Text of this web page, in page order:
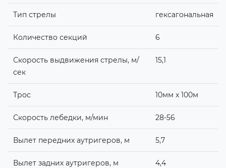
Тип стрелы гексагональная
Количество секций 6
Скорость выдвижения стрелы, м/
сек
15,1
Трос 10мм x 100м
Скорость лебедки, м/мин 28-56
Вылет передних аутригеров, м 5,7
Вылет задних аутригеров, м 4,4